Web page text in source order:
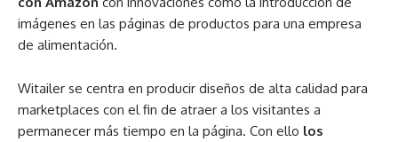
imágenes en las páginas de productos para una empresa
de alimentación.
Witailer se centra en producir diseños de alta calidad para
marketplaces con el fin de atraer a los visitantes a
permanecer más tiempo en la página. Con ello los